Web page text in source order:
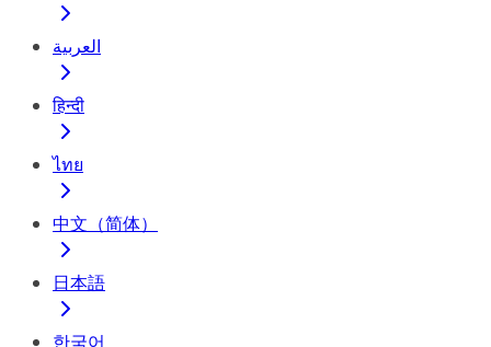
العربية
हिन्दी
ไทย
中文（简体）
日本語
한국어